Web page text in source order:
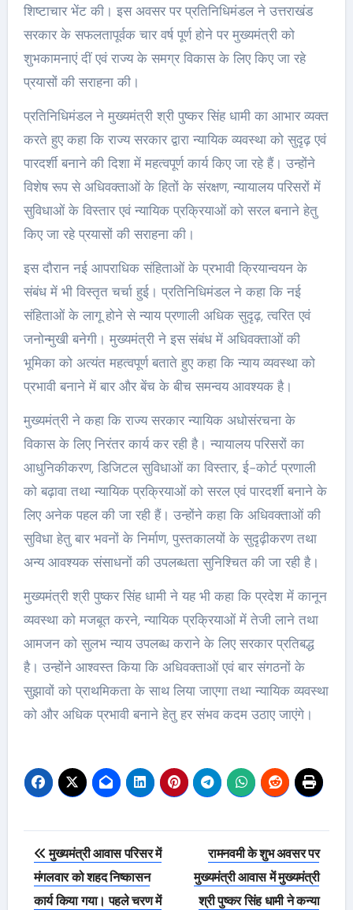
शिष्टाचार भेंट की। इस अवसर पर प्रतिनिधिमंडल ने उत्तराखंड
सरकार के सफलतापूर्वक चार वर्ष पूर्ण होने पर मुख्यमंत्री को
शुभकामनाएं दीं एवं राज्य के समग्र विकास के लिए किए जा रहे
प्रयासों की सराहना की।
प्रतिनिधिमंडल ने मुख्यमंत्री श्री पुष्कर सिंह धामी का आभार व्यक्त
करते हुए कहा कि राज्य सरकार द्वारा न्यायिक व्यवस्था को सुदृढ़ एवं
पारदर्शी बनाने की दिशा में महत्वपूर्ण कार्य किए जा रहे हैं। उन्होंने
विशेष रूप से अधिवक्ताओं के हितों के संरक्षण, न्यायालय परिसरों में
सुविधाओं के विस्तार एवं न्यायिक प्रक्रियाओं को सरल बनाने हेतु
किए जा रहे प्रयासों की सराहना की।
इस दौरान नई आपराधिक संहिताओं के प्रभावी क्रियान्वयन के
संबंध में भी विस्तृत चर्चा हुई। प्रतिनिधिमंडल ने कहा कि नई
संहिताओं के लागू होने से न्याय प्रणाली अधिक सुदृढ़, त्वरित एवं
जनोन्मुखी बनेगी। मुख्यमंत्री ने इस संबंध में अधिवक्ताओं की
भूमिका को अत्यंत महत्वपूर्ण बताते हुए कहा कि न्याय व्यवस्था को
प्रभावी बनाने में बार और बेंच के बीच समन्वय आवश्यक है।
मुख्यमंत्री ने कहा कि राज्य सरकार न्यायिक अधोसंरचना के
विकास के लिए निरंतर कार्य कर रही है। न्यायालय परिसरों का
आधुनिकीकरण, डिजिटल सुविधाओं का विस्तार, ई-कोर्ट प्रणाली
को बढ़ावा तथा न्यायिक प्रक्रियाओं को सरल एवं पारदर्शी बनाने के
लिए अनेक पहल की जा रही हैं। उन्होंने कहा कि अधिवक्ताओं की
सुविधा हेतु बार भवनों के निर्माण, पुस्तकालयों के सुदृढ़ीकरण तथा
अन्य आवश्यक संसाधनों की उपलब्धता सुनिश्चित की जा रही है।
मुख्यमंत्री श्री पुष्कर सिंह धामी ने यह भी कहा कि प्रदेश में कानून
व्यवस्था को मजबूत करने, न्यायिक प्रक्रियाओं में तेजी लाने तथा
आमजन को सुलभ न्याय उपलब्ध कराने के लिए सरकार प्रतिबद्ध
है। उन्होंने आश्वस्त किया कि अधिवक्ताओं एवं बार संगठनों के
सुझावों को प्राथमिकता के साथ लिया जाएगा तथा न्यायिक व्यवस्था
को और अधिक प्रभावी बनाने हेतु हर संभव कदम उठाए जाएंगे।
Post
navigation
मुख्यमंत्री आवास परिसर में
मंगलवार को शहद निष्कासन
कार्य किया गया। पहले चरण में
रामनवमी के शुभ अवसर पर
मुख्यमंत्री आवास में मुख्यमंत्री
श्री पुष्कर सिंह धामी ने कन्या